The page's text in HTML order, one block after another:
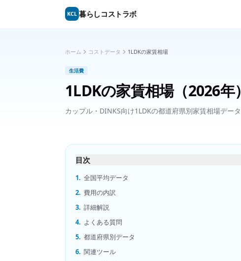
KCL 暮らしコストラボ
ホーム コストデータ 1LDKの家賃相場
生活費
1LDKの家賃相場（2026年）
カップル・DINKS向け1LDKの都道府県別家賃相場データ
目次
1. 全国平均データ
2. 費用の内訳
3. 詳細解説
4. よくある質問
5. 都道府県別データ
6. 関連ツール